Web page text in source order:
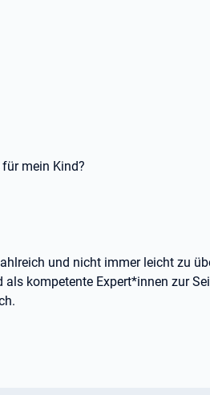
mein Kind?
und nicht immer leicht zu
kompetente Expert*innen zur